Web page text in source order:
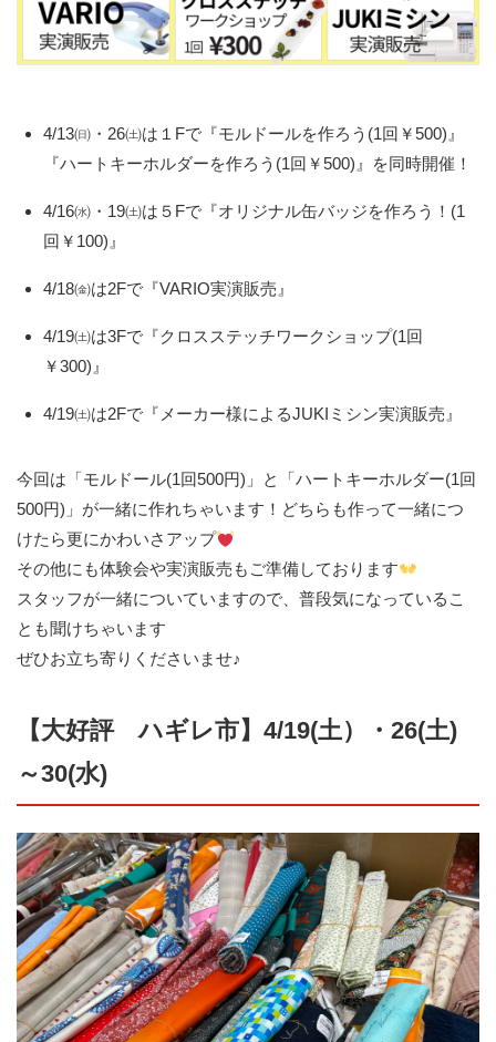
4/13㈰・26㈯は１Fで『モルドールを作ろう(1回￥500)』
『ハートキーホルダーを作ろう(1回￥500)』を同時開催！
4/16㈬・19㈯は５Fで『オリジナル缶バッジを作ろう！(1
回￥100)』
4/18㈮は2Fで『VARIO実演販売』
4/19㈯は3Fで『クロスステッチワークショップ(1回
￥300)』
4/19㈯は2Fで『メーカー様によるJUKIミシン実演販売』
今回は「モルドール(1回500円)」と「ハートキーホルダー(1回
500円)」が一緒に作れちゃいます！どちらも作って一緒につ
けたら更にかわいさアップ
その他にも体験会や実演販売もご準備しております
スタッフが一緒についていますので、普段気になっているこ
とも聞けちゃいます
ぜひお立ち寄りくださいませ♪
【大好評 ハギレ市】4/19(土）・26(土)
～30(水)